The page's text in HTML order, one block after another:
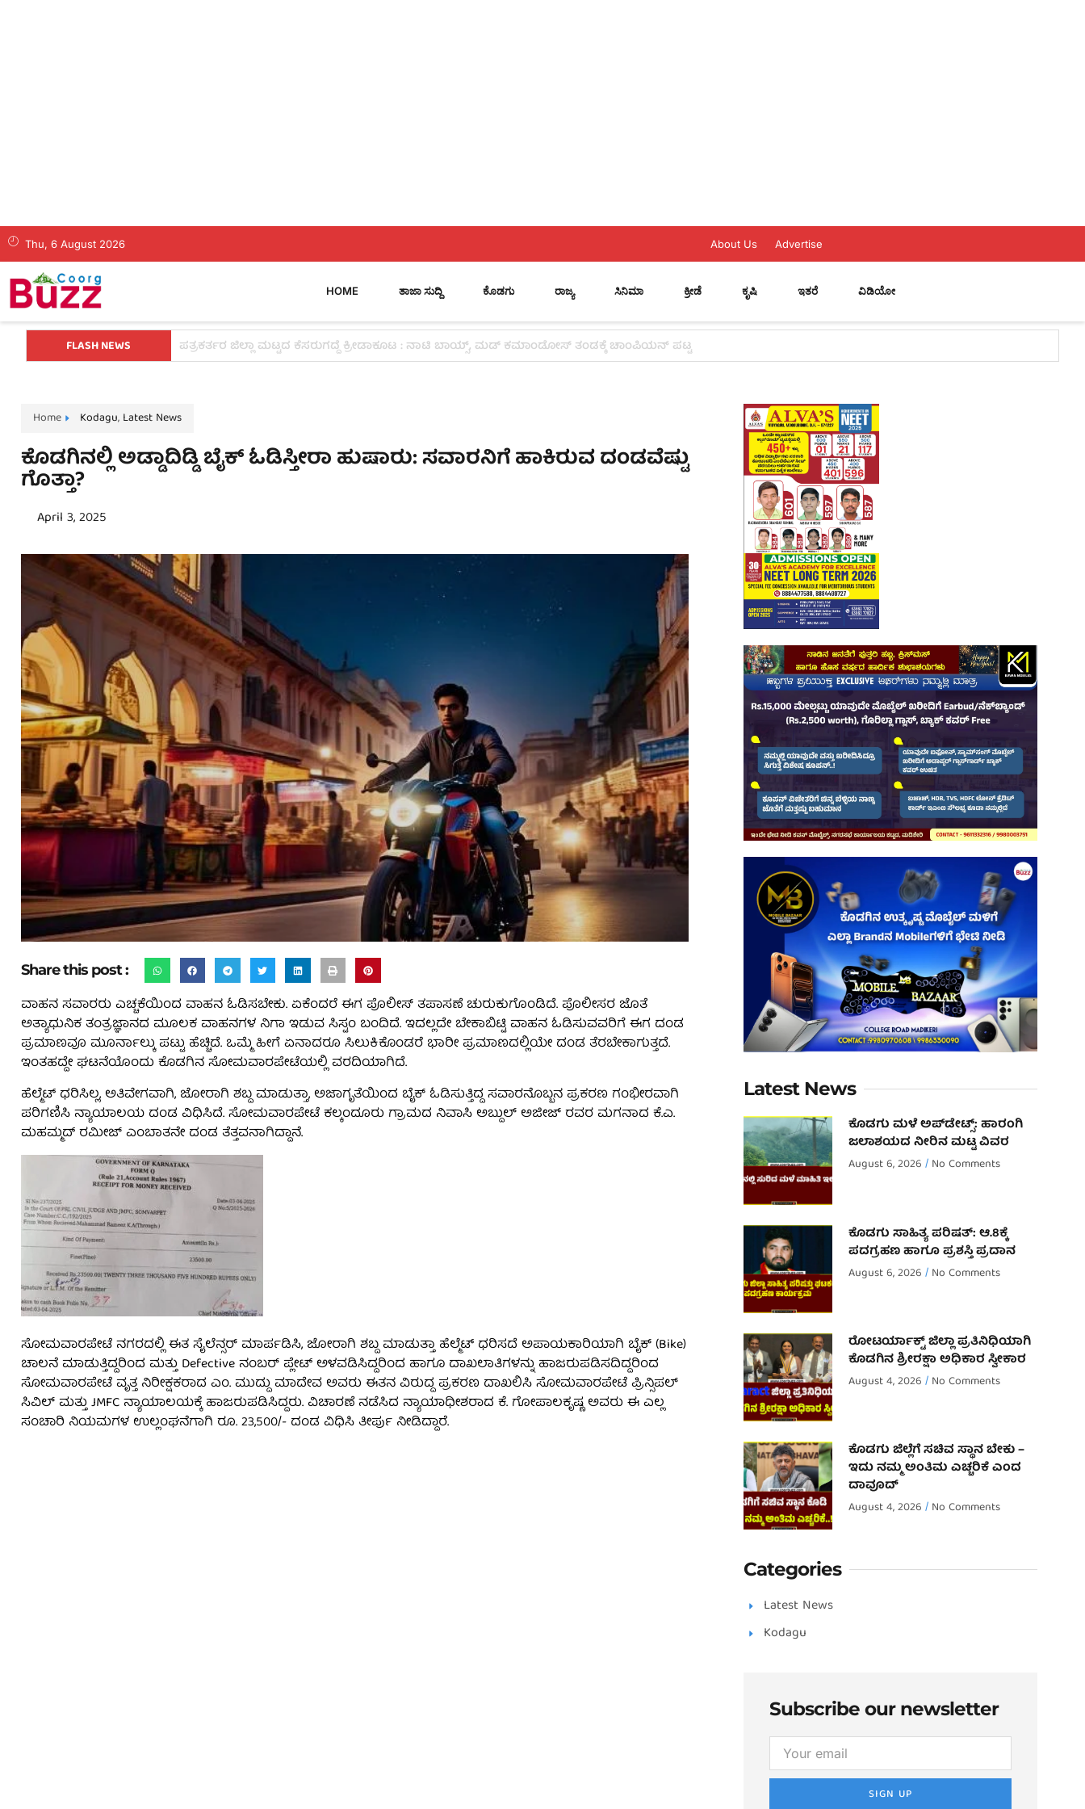
Thu, 6 August 2026 About Us Advertise
HOME ತಾಜಾ ಸುದ್ದಿ ಕೊಡಗು ರಾಜ್ಯ ಸಿನಿಮಾ ಕ್ರೀಡೆ ಕೃಷಿ ಇತರೆ ವಿಡಿಯೋ
FLASH NEWS ತಂತ್ರವೇ ಯಶಸ್ಸಿನ ಮೂಲ, ಕೇವಲ ಕಲ್ಪನೆಗಳಿಂದ ಉದ್ಯಮ ಯಶಸ್ವಿಯಾಗುವುದಿಲ್ಲ: ವೇಣು ಶರ್ಮಾ
Home Kodagu, Latest News
ಕೊಡಗಿನಲ್ಲಿ ಅಡ್ಡಾದಿಡ್ಡಿ ಬೈಕ್‌ ಓಡಿಸ್ತೀರಾ ಹುಷಾರು: ಸವಾರನಿಗೆ ಹಾಕಿರುವ ದಂಡವೆಷ್ಟು
ಗೊತ್ತಾ?
April 3, 2025
Share this post :
ವಾಹನ ಸವಾರರು ಎಚ್ಚಕೆಯಿಂದ ವಾಹನ ಓಡಿಸಬೇಕು. ಏಕೆಂದರೆ ಈಗ ಪೊಲೀಸ್‌ ತಪಾಸಣೆ ಚುರುಕುಗೊಂಡಿದೆ. ಪೊಲೀಸರ ಜೊತೆ
ಅತ್ಯಾಧುನಿಕ ತಂತ್ರಜ್ಞಾನದ ಮೂಲಕ ವಾಹನಗಳ ನಿಗಾ ಇಡುವ ಸಿಸ್ಟಂ ಬಂದಿದೆ. ಇದಲ್ಲದೇ ಬೇಕಾಬಿಟ್ಟಿ ವಾಹನ ಓಡಿಸುವವರಿಗೆ ಈಗ ದಂಡ
ಪ್ರಮಾಣವೂ ಮೂರ್ನಾಲ್ಕು ಪಟ್ಟು ಹೆಚ್ಚಿದೆ. ಒಮ್ಮೆ ಹೀಗೆ ಏನಾದರೂ ಸಿಲುಕಿಕೊಂಡರೆ ಭಾರೀ ಪ್ರಮಾಣದಲ್ಲಿಯೇ ದಂಡ ತೆರಬೇಕಾಗುತ್ತದೆ.
ಇಂತಹದ್ದೇ ಘಟನೆಯೊಂದು ಕೊಡಗಿನ ಸೋಮವಾರಪೇಟೆಯಲ್ಲಿ ವರದಿಯಾಗಿದೆ.
ಹೆಲ್ಮೆಟ್ ಧರಿಸಿಲ್ಲ, ಅತಿವೇಗವಾಗಿ, ಜೋರಾಗಿ ಶಬ್ದ ಮಾಡುತ್ತಾ, ಅಜಾಗೃತೆಯಿಂದ ಬೈಕ್ ಓಡಿಸುತ್ತಿದ್ದ ಸವಾರನೊಬ್ಬನ ಪ್ರಕರಣ ಗಂಭೀರವಾಗಿ
ಪರಿಗಣಿಸಿ ನ್ಯಾಯಾಲಯ ದಂಡ ವಿಧಿಸಿದೆ. ಸೋಮವಾರಪೇಟೆ ಕಲ್ಕಂದೂರು ಗ್ರಾಮದ ನಿವಾಸಿ ಅಬ್ದುಲ್ ಅಜೀಜ್ ರವರ ಮಗನಾದ ಕೆ.ಎ.
ಮಹಮ್ಮದ್ ರಮೀಜ್ ಎಂಬಾತನೇ ದಂಡ ತೆತ್ತವನಾಗಿದ್ದಾನೆ.
ಸೋಮವಾರಪೇಟೆ ನಗರದಲ್ಲಿ ಈತ ಸೈಲೆನ್ಸರ್ ಮಾರ್ಪಡಿಸಿ, ಜೋರಾಗಿ ಶಬ್ದ ಮಾಡುತ್ತಾ ಹೆಲ್ಮೆಟ್ ಧರಿಸದೆ ಅಪಾಯಕಾರಿಯಾಗಿ ಬೈಕ್ (Bike)
ಚಾಲನೆ ಮಾಡುತ್ತಿದ್ದರಿಂದ ಮತ್ತು Defective ನಂಬರ್ ಪ್ಲೇಟ್ ಅಳವಡಿಸಿದ್ದರಿಂದ ಹಾಗೂ ದಾಖಲಾತಿಗಳನ್ನು ಹಾಜರುಪಡಿಸದಿದ್ದರಿಂದ
ಸೋಮವಾರಪೇಟೆ ವೃತ್ತ ನಿರೀಕ್ಷಕರಾದ ಎಂ. ಮುದ್ದು ಮಾದೇವ ಅವರು ಈತನ ವಿರುದ್ದ ಪ್ರಕರಣ ದಾಖಲಿಸಿ ಸೋಮವಾರಪೇಟೆ ಪ್ರಿನ್ಸಿಪಲ್
ಸಿವಿಲ್ ಮತ್ತು JMFC ನ್ಯಾಯಾಲಯಕ್ಕೆ ಹಾಜರುಪಡಿಸಿದ್ದರು. ವಿಚಾರಣೆ ನಡೆಸಿದ ನ್ಯಾಯಾಧೀಶರಾದ ಕೆ. ಗೋಪಾಲಕೃಷ್ಣ ಅವರು ಈ ಎಲ್ಲ
ಸಂಚಾರಿ ನಿಯಮಗಳ ಉಲ್ಲಂಘನೆಗಾಗಿ ರೂ. 23,500/- ದಂಡ ವಿಧಿಸಿ ತೀರ್ಪು ನೀಡಿದ್ದಾರೆ.
Latest News
ಕೊಡಗು ಮಳೆ ಅಪ್‌ಡೇಟ್ಸ್: ಹಾರಂಗಿ
ಜಲಾಶಯದ ನೀರಿನ ಮಟ್ಟ ವಿವರ
August 6, 2026 No Comments
ಕೊಡಗು ಸಾಹಿತ್ಯ ಪರಿಷತ್: ಆ.8ಕ್ಕೆ
ಪದಗ್ರಹಣ ಹಾಗೂ ಪ್ರಶಸ್ತಿ ಪ್ರದಾನ
August 6, 2026 No Comments
ರೋಟರ್ಯಾಕ್ಟ್ ಜಿಲ್ಲಾ ಪ್ರತಿನಿಧಿಯಾಗಿ
ಕೊಡಗಿನ ಶ್ರೀರಕ್ಷಾ ಅಧಿಕಾರ ಸ್ವೀಕಾರ
August 4, 2026 No Comments
ಕೊಡಗು ಜಿಲ್ಲೆಗೆ ಸಚಿವ ಸ್ಥಾನ ಬೇಕು –
ಇದು ನಮ್ಮ ಅಂತಿಮ ಎಚ್ಚರಿಕೆ ಎಂದ
ದಾವೂದ್ ‌
August 4, 2026 No Comments
Categories
Latest News
Kodagu
Subscribe our newsletter
SIGN UP